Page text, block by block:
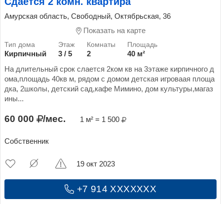
Амурская область, Свободный, Октябрьская, 36
Показать на карте
Кирпичный 3 / 5 2
40 м²
На длительный срок слается 2ком кв на 3этаже кирпичного д
ома,площадь 40кв м, рядом с домом детская игроваая площа
дка, 2школы, детский сад,кафе Мимино, дом культуры,магаз
ины...
60 000 /мес. 1 м² = 1 500
Собственник
+7 914 XXXXXXX
19 окт 2023